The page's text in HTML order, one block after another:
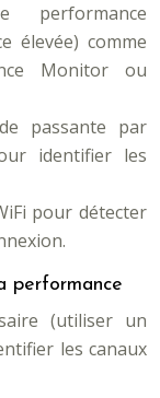
performance
élevée) comme
Monitor ou
passante par
identifier les
pour détecter
performance
(utiliser un
les canaux